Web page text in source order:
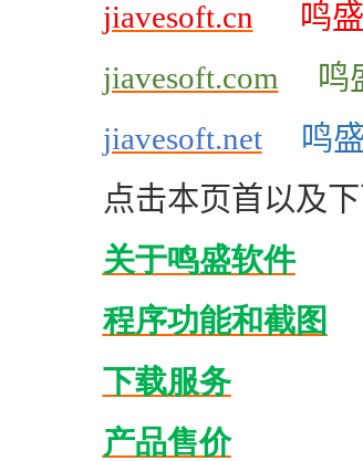
jiavesoft.cn
鸣
jiavesoft.com
鸣
jiavesoft.net
鸣
点击本页首以及
关于鸣盛软件
程序功能和截图
下载服务
产品售价